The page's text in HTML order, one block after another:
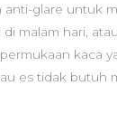
anti-glare untuk
malam hari,
kaca
es tidak butuh